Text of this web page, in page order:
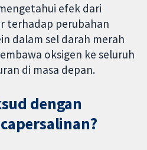
efek dari
terhadap perubahan
dalam sel darah merah
oksigen ke seluruh
di masa depan.
dengan